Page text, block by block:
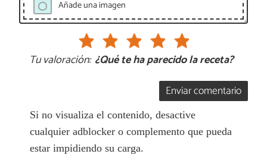
Añade una imagen
Tu valoración: ¿Qué te ha parecido la receta?
Enviar comentario
Si no visualiza el contenido, desactive
cualquier adblocker o complemento que pueda
estar impidiendo su carga.